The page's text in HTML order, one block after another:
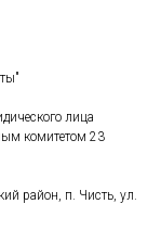
лица
комитетом 23
район, п. Чисть, ул.